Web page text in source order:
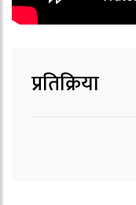
प्रतिक्रिया